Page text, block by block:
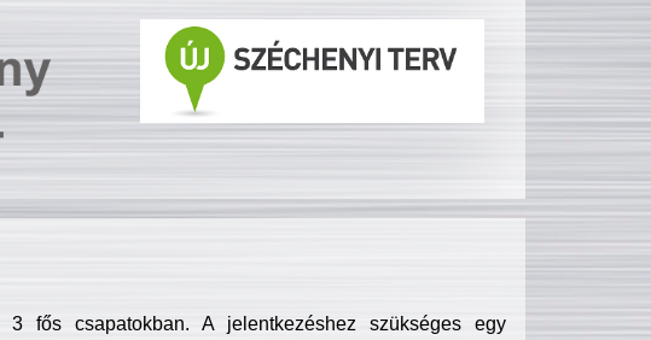
fős csapatokban. A jelentkezéshez szükséges egy